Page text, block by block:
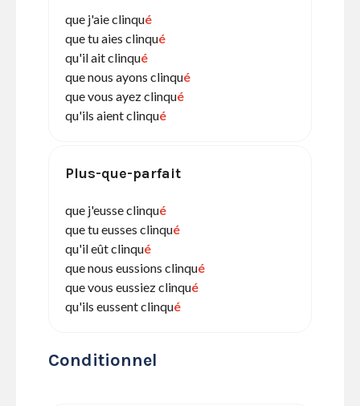
que j'aie clinqué
que tu aies clinqué
qu'il ait clinqué
que nous ayons clinqué
que vous ayez clinqué
qu'ils aient clinqué
Plus-que-parfait
que j'eusse clinqué
que tu eusses clinqué
qu'il eût clinqué
que nous eussions clinqué
que vous eussiez clinqué
qu'ils eussent clinqué
Conditionnel